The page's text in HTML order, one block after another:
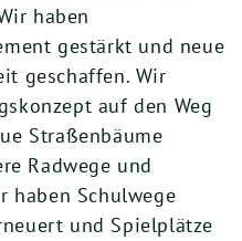
haben
gestärkt und neue
geschaffen. Wir
auf den Weg
Straßenbäume
Radwege und
haben Schulwege
und Spielplätze